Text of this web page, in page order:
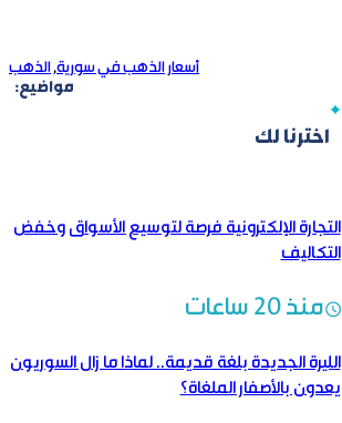
أسعار الذهب في سورية,الذهب
مواضيع:
اخترنا لك
التجارة الإلكترونية فرصة لتوسيع الأسواق وخفض
التكاليف
منذ 20 ساعات
الليرة الجديدة بلغة قديمة..‏ لماذا ما زال السوريون
يعدون بالأصفار الملغاة؟